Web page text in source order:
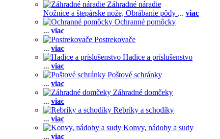
Záhradné náradie
Nožnice a štepárske nože, Obrábanie pôdy ... viac
Ochranné pomôcky
... viac
Postrekovače
... viac
Hadice a príslušenstvo
... viac
Poštové schránky
... viac
Záhradné domčeky
... viac
Rebríky a schodíky
... viac
Konvy, nádoby a sudy
... viac